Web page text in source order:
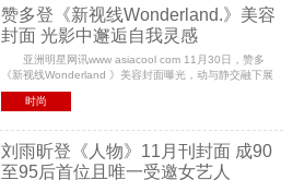
赞多登《新视线Wonderland.》美容
封面 光影中邂逅自我灵感
亚洲明星网讯www asiacool com 11月30日，赞多
《新视线Wonderland 》美容封面曝光，动与静交融下展
现不息力量，唤醒无限活力，光影中邂逅自我灵感。
封面上，赞多凝视镜头，眼神坚毅充满浓郁的故事氛围，
时尚
刘雨昕登《人物》11月刊封面 成90
至95后首位且唯一受邀女艺人